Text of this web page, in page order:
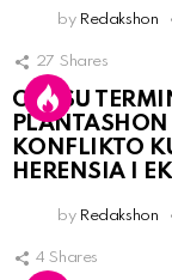
by Redakshon
27 Shares
OLB SU
KONFLIKTO
HERENSIA I
by Redakshon
4 Shares